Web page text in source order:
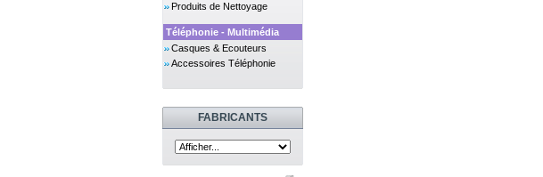
Produits de Nettoyage
Téléphonie - Multimédia
Casques & Ecouteurs
Accessoires Téléphonie
FABRICANTS